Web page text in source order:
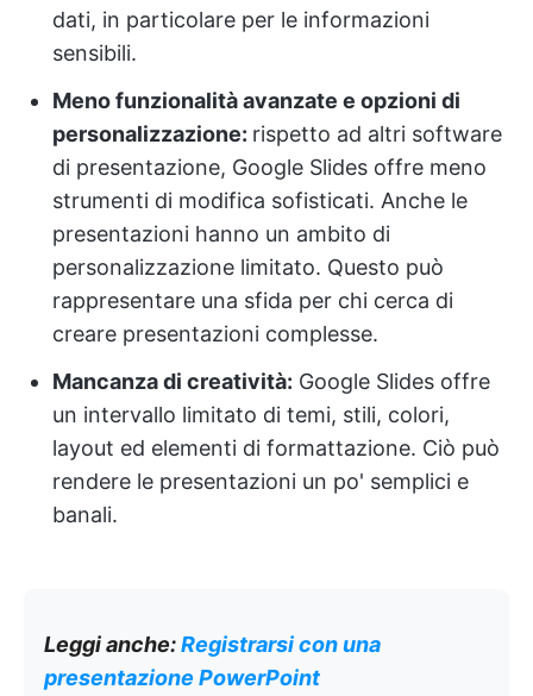
dati, in particolare per le informazioni
sensibili.
Meno funzionalità avanzate e opzioni di
personalizzazione: rispetto ad altri software
di presentazione, Google Slides offre meno
strumenti di modifica sofisticati. Anche le
presentazioni hanno un ambito di
personalizzazione limitato. Questo può
rappresentare una sfida per chi cerca di
creare presentazioni complesse.
Mancanza di creatività: Google Slides offre
un intervallo limitato di temi, stili, colori,
layout ed elementi di formattazione. Ciò può
rendere le presentazioni un po' semplici e
banali.
Leggi anche:Registrarsi con una
presentazione PowerPoint